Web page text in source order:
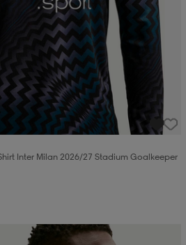
Inter Milan 2026/27 Stadium Goalkeeper